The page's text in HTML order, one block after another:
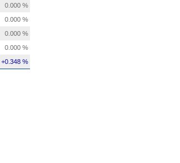
0.000 %
0.000 %
0.000 %
0.000 %
+0.348 %